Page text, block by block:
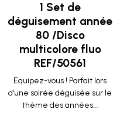
1 Set de
déguisement année
80 /Disco
multicolore fluo
REF/50561
Equipez-vous ! Parfait lors
d'une soirée déguisée sur le
thème des années...